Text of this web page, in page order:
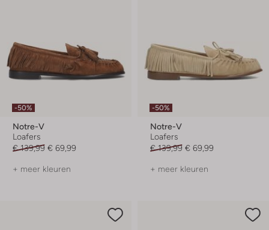
-50%
Notre-V
Loafers
€ 139,99 € 69,99
+ meer kleuren
-50%
Notre-V
Loafers
€ 139,99 € 69,99
+ meer kleuren